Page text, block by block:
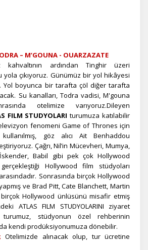
– M’GOUNA - OUARZAZATE
kahvaltının ardından Tinghir üzeri
yola çıkıyoruz. Günümüz bir yol hikâyesi
Yol boyunca bir tarafta çöl diğer tarafta
Su kanalları, Todra vadisi, M'gouna
otelimize varıyoruz.Dileyen
FILM STUDYOLARIturumuza katılabilir
fenomeni Game of Thrones için
göz alıcı Ait Benhaddou
Çağrı, Nil’in Mücevheri, Mumya,
Babil gibi pek çok Hollywood
Hollywood film stüdyoları
Sonrasında birçok Hollywood
ve Brad Pitt, Cate Blanchett, Martin
Hollywood ünlüsünü misafir etmiş
ATLAS FILM STUDYOLARINI ziyaret
stüdyonun özel rehberinin
kendi prodüksiyonumuza dönebilir.
Otelimizde alınacak olup, tur ücretine